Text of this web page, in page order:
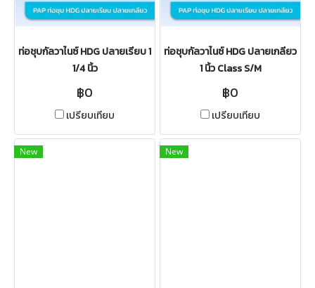
ท่อชุบกัลวาไนซ์ HDG ปลายเรียบ 1
1/4 นิ้ว
฿0
เปรียบเทียบ
ท่อชุบกัลวาไนซ์ HDG ปลายเกลียว
1 นิ้ว Class S/M
฿0
เปรียบเทียบ
New New